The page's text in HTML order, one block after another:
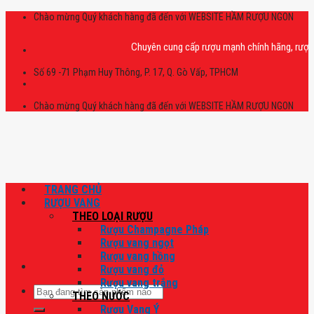
Skip
Chào mừng Quý khách hàng đã đến với WEBSITE HẦM RƯỢU NGON
Chuyên cung cấp rượu mạnh chính hãng, rượu
Số 69 -71 Phạm Huy Thông, P. 17, Q. Gò Vấp, TPHCM
Chào mừng Quý khách hàng đã đến với WEBSITE HẦM RƯỢU NGON
Tìm
kiếm:
TRANG CHỦ
RƯỢU VANG
THEO LOẠI RƯỢU
Rượu Champagne Pháp
Rượu vang ngọt
Rượu vang hồng
Rượu vang đỏ
Rượu vang trắng
THEO NƯỚC
Rượu Vang Ý